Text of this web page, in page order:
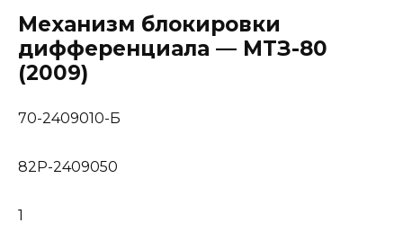
Механизм блокировки
дифференциала — МТЗ-80
(2009)
70-2409010-Б
82Р-2409050
1